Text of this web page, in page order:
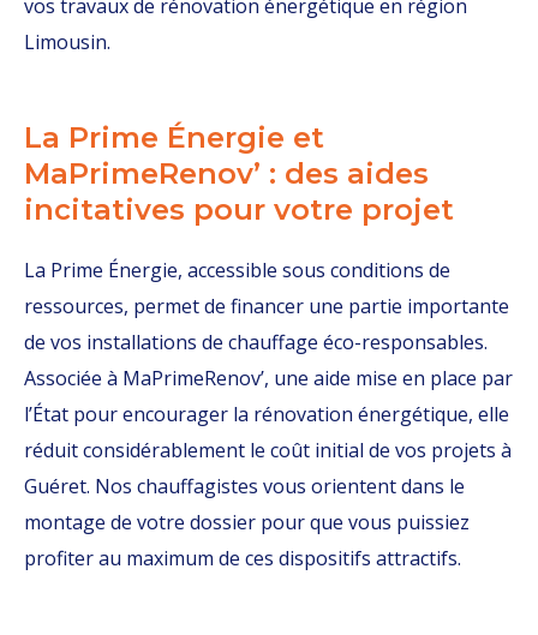
vos travaux de rénovation énergétique en région
Limousin.
La Prime Énergie et
MaPrimeRenov’ : des aides
incitatives pour votre projet
La Prime Énergie, accessible sous conditions de
ressources, permet de financer une partie importante
de vos installations de chauffage éco-responsables.
Associée à MaPrimeRenov’, une aide mise en place par
l’État pour encourager la rénovation énergétique, elle
réduit considérablement le coût initial de vos projets à
Guéret. Nos chauffagistes vous orientent dans le
montage de votre dossier pour que vous puissiez
profiter au maximum de ces dispositifs attractifs.